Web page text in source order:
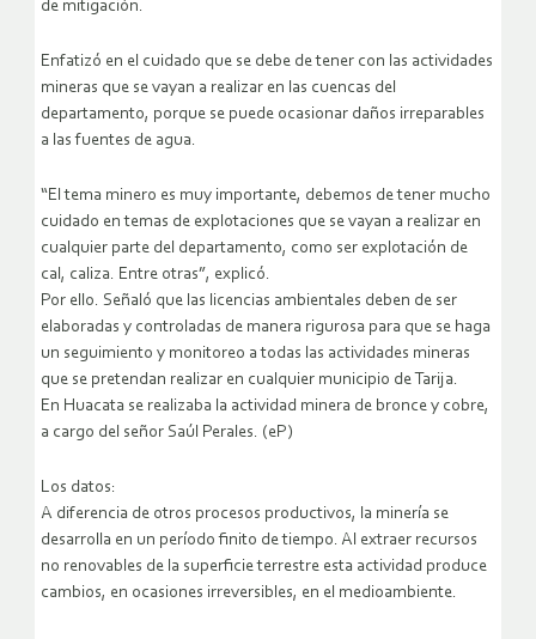
de mitigación.
Enfatizó en el cuidado que se debe de tener con las actividades
mineras que se vayan a realizar en las cuencas del
departamento, porque se puede ocasionar daños irreparables
a las fuentes de agua.
“El tema minero es muy importante, debemos de tener mucho
cuidado en temas de explotaciones que se vayan a realizar en
cualquier parte del departamento, como ser explotación de
cal, caliza. Entre otras”, explicó.
Por ello. Señaló que las licencias ambientales deben de ser
elaboradas y controladas de manera rigurosa para que se haga
un seguimiento y monitoreo a todas las actividades mineras
que se pretendan realizar en cualquier municipio de Tarija.
En Huacata se realizaba la actividad minera de bronce y cobre,
a cargo del señor Saúl Perales. (eP)
Los datos:
A diferencia de otros procesos productivos, la minería se
desarrolla en un período finito de tiempo. Al extraer recursos
no renovables de la superficie terrestre esta actividad produce
cambios, en ocasiones irreversibles, en el medioambiente.